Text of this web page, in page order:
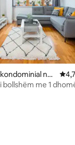
në
me 1